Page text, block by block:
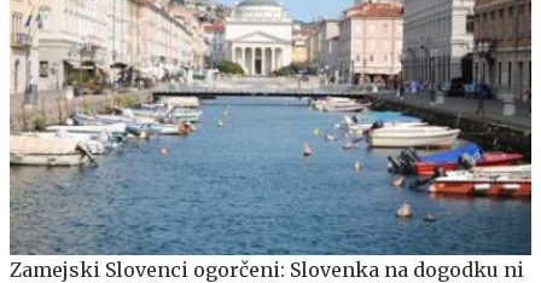
Zamejski Slovenci ogorčeni: Slovenka na dogodku ni